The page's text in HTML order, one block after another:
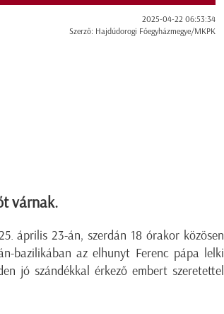
2025-04-22 06:53:34
Szerző: Hajdúdorogi Főegyházmegye/MKPK
várnak.
április 23-án, szerdán 18 órakor közösen
bazilikában az elhunyt Ferenc pápa lelki
jó szándékkal érkező embert szeretettel